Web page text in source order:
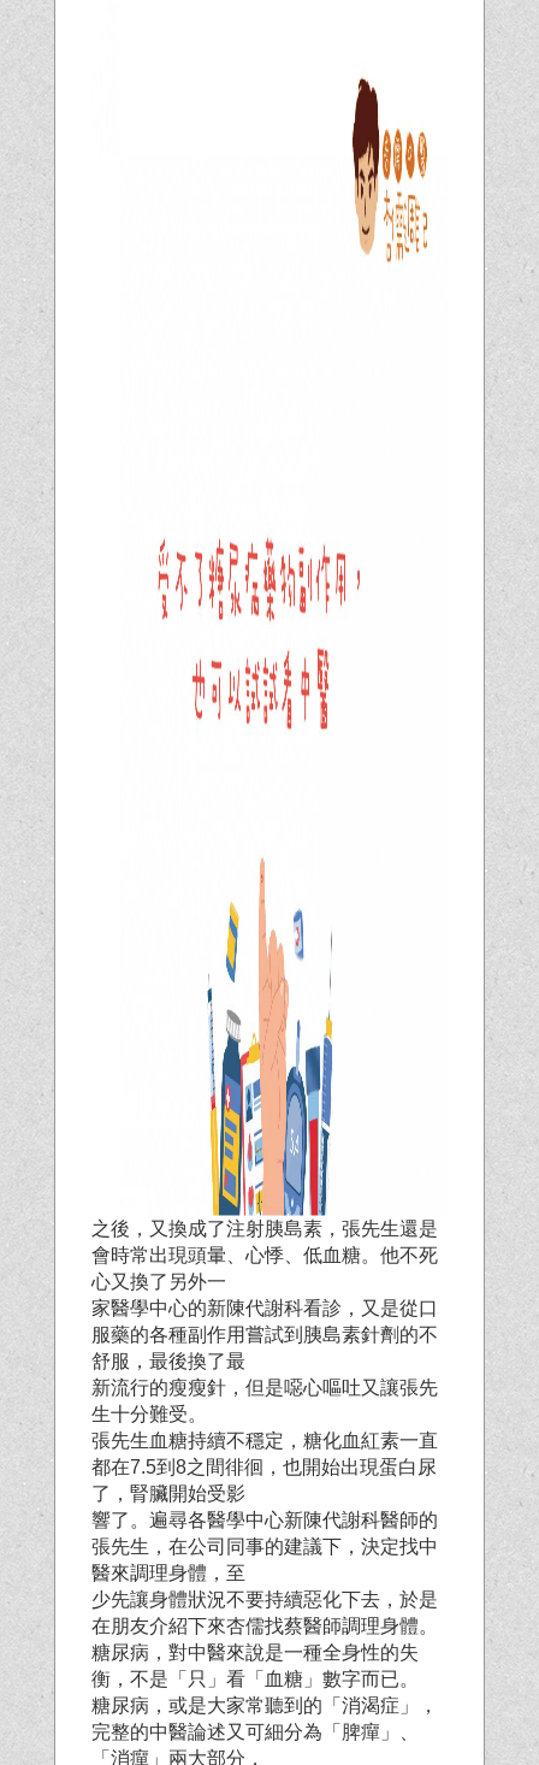
之後，又換成了注射胰島素，張先生還是
會時常出現頭暈、心悸、低血糖。他不死
心又換了另外一
家醫學中心的新陳代謝科看診，又是從口
服藥的各種副作用嘗試到胰島素針劑的不
舒服，最後換了最
新流行的瘦瘦針，但是噁心嘔吐又讓張先
生十分難受。
張先生血糖持續不穩定，糖化血紅素一直
都在7.5到8之間徘徊，也開始出現蛋白尿
了，腎臟開始受影
響了。遍尋各醫學中心新陳代謝科醫師的
張先生，在公司同事的建議下，決定找中
醫來調理身體，至
少先讓身體狀況不要持續惡化下去，於是
在朋友介紹下來杏儒找蔡醫師調理身體。
糖尿病，對中醫來說是一種全身性的失
衡，不是「只」看「血糖」數字而已。
糖尿病，或是大家常聽到的「消渴症」，
完整的中醫論述又可細分為「脾癉」、
「消癉」兩大部分，